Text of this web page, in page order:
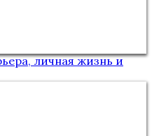
личная жизнь и